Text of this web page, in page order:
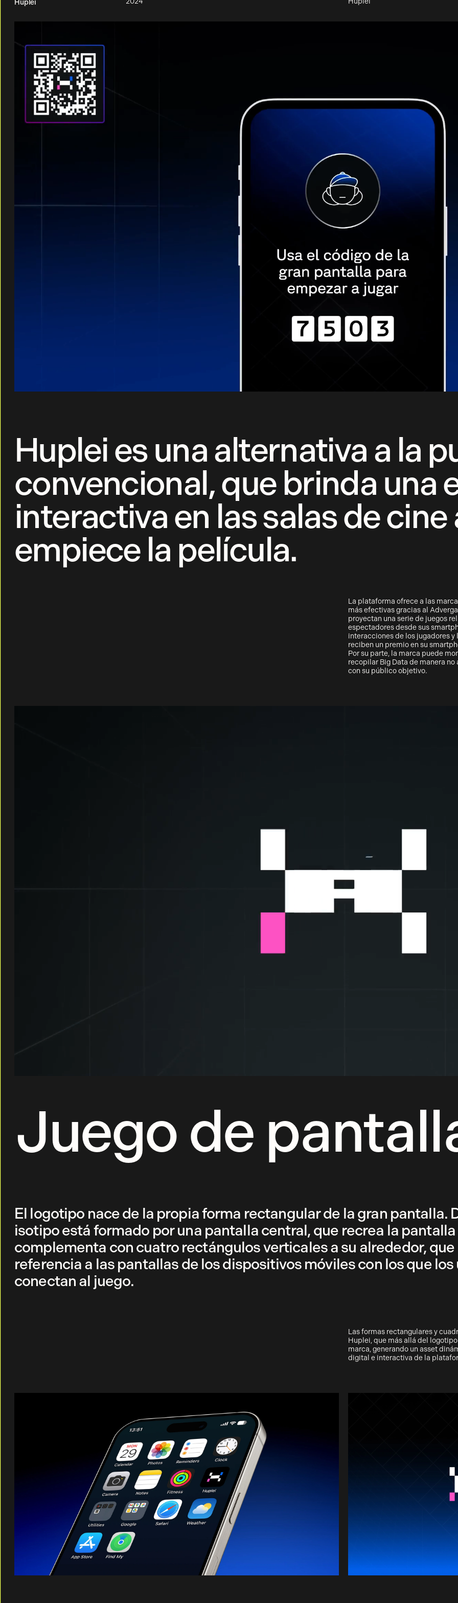
Huplei
Huplei es una alternativa a la
convencional, que brinda una
interactiva en las salas de
empiece la película.
La plataforma ofrece a las
más efectivas gracias al
proyectan una serie de juegos
espectadores desde sus
interacciones de los jugadores y
reciben un premio en su
Por su parte, la marca puede
recopilar Big Data de manera no
con su público objetivo.
Juego de
El logotipo nace de la propia forma rectangular de la gran pantalla.
isotipo está formado por una pantalla central, que recrea la pantalla
complementa con cuatro rectángulos verticales a su alrededor, que
referencia a las pantallas de los dispositivos móviles con los que los
conectan al juego.
Las formas rectangulares y
Huplei, que más allá del
marca, generando un asset
digital e interactiva de la